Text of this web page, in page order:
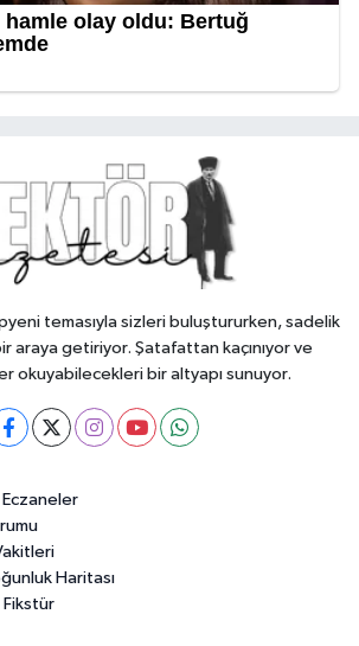
temasıyla sizleri buluştururken, sadelik
araya getiriyor. Şatafattan kaçınıyor ve
okuyabilecekleri bir altyapı sunuyor.
Haritası
Fikstür